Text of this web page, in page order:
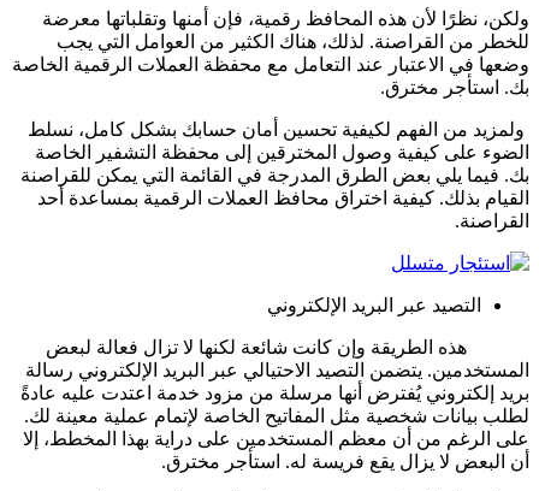
ولكن، نظرًا لأن هذه المحافظ رقمية، فإن أمنها وتقلباتها معرضة
للخطر من القراصنة. لذلك، هناك الكثير من العوامل التي يجب
وضعها في الاعتبار عند التعامل مع محفظة العملات الرقمية الخاصة
بك. استأجر مخترق.
ولمزيد من الفهم لكيفية تحسين أمان حسابك بشكل كامل، نسلط
الضوء على كيفية وصول المخترقين إلى محفظة التشفير الخاصة
بك. فيما يلي بعض الطرق المدرجة في القائمة التي يمكن للقراصنة
القيام بذلك.
القراصنة.
التصيد عبر البريد الإلكتروني
هذه الطريقة وإن كانت شائعة لكنها لا تزال فعالة لبعض
المستخدمين. يتضمن التصيد الاحتيالي عبر البريد الإلكتروني رسالة
بريد إلكتروني يُفترض أنها مرسلة من مزود خدمة اعتدت عليه عادةً
لطلب بيانات شخصية مثل المفاتيح الخاصة لإتمام عملية معينة لك.
على الرغم من أن معظم المستخدمين على دراية بهذا المخطط، إلا
أن البعض لا يزال يقع فريسة له. استأجر مخترق.